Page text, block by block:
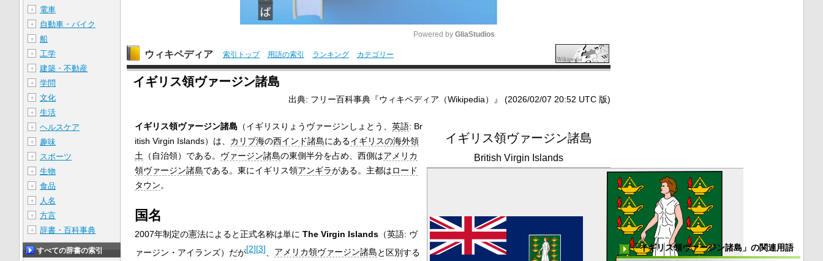
M
t
Powered by GliaStudios
ウィキペディア 索引トップ 用語の索引 ランキング カテゴリー
イギリス領ヴァージン諸島
出典: フリー百科事典『ウィキペディア（Wikipedia）』 (2026/02/07 20:52 UTC 版)
イギリス領ヴァージン諸島
British Virgin Islands
イギリス領ヴァージン諸島 （イギリスりょうヴァージンしょとう、 英語: Br
itish Virgin Islands）は、 カリブ海の西インド諸島にあるイギリスの海外領
土（自治領）である。 ヴァージン諸島の東側半分を占め、西側はアメリカ
領ヴァージン諸島である。東にイギリス領アンギラがある。主都はロード
タウン。
国名
2007年制定の憲法によると正式名称は単に The Virgin Islands（英語: ヴ
ァージン・アイランズ）だが[2][3] アメリカ領ヴァージン諸島と区別する
＋ 電車
＋ 自動車・バイク
＋ 船
＋ 工学
＋ 建築・不動産
＋ 学問
＋ 文化
＋ 生活
＋ ヘルスケア
＋ 趣味
＋ スポーツ
＋ 生物
＋ 食品
＋ 人名
＋ 方言
＋ 辞書・百科事典
すべての辞書の索引 「イギリス領ヴァージン諸島」の関連用語